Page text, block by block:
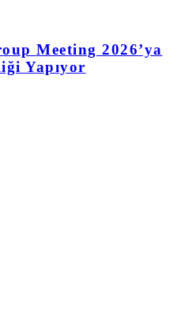
Meeting 2026’ya
Yapıyor